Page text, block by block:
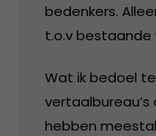
bedenkers.
t.o.v bestaande
Wat ik bedoel
hebben